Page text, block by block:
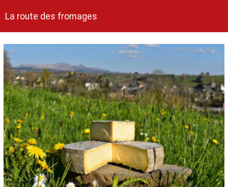
La route des fromages